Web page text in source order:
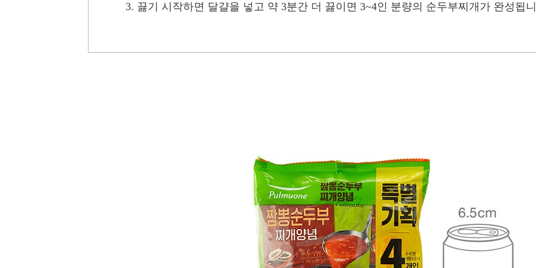
3. 끓기 시작하면 달걀을 넣고 약 3분간 더 끓이면 3~4인 분량의 순두부찌개가 완성됩